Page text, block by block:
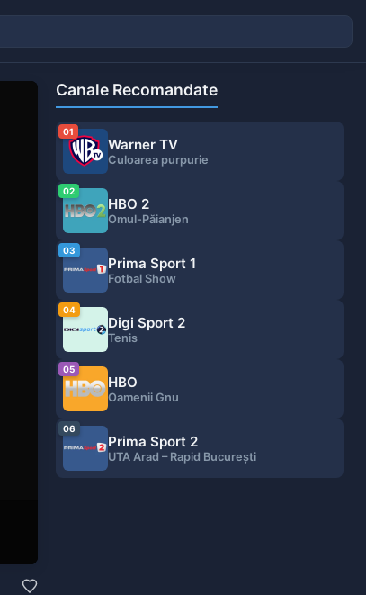
Canale Recomandate
01
Warner TV
Culoarea purpurie
02
HBO 2
Omul-Păianjen
03
Prima Sport 1
Fotbal Show
04
Digi Sport 2
Tenis
05
HBO
Oamenii Gnu
06
Prima Sport 2
UTA Arad – Rapid București